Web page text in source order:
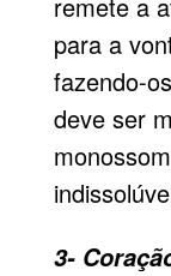
para a
fazendo-
deve ser
3-